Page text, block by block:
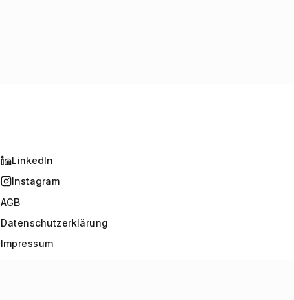
LinkedIn
Instagram
AGB
Datenschutzerklärung
Impressum